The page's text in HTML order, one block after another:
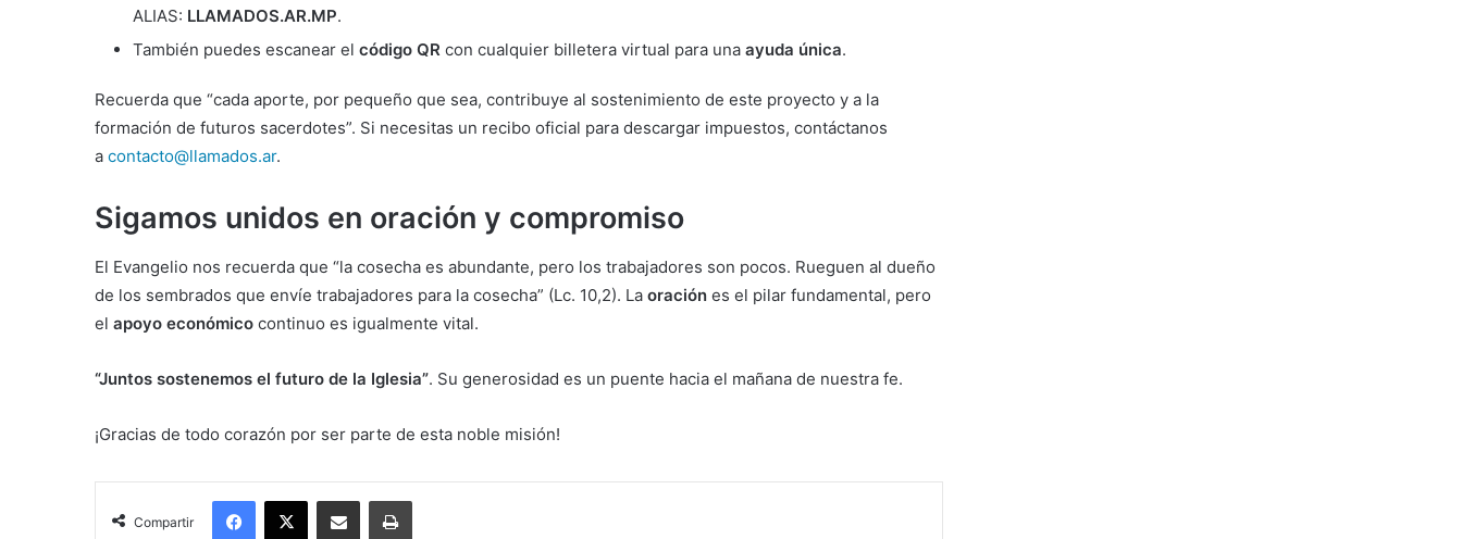
ALIAS: LLAMADOS.AR.MP.
También puedes escanear el código QR con cualquier billetera virtual para una ayuda única.
Recuerda que “cada aporte, por pequeño que sea, contribuye al sostenimiento de este proyecto y a la
formación de futuros sacerdotes”. Si necesitas un recibo oficial para descargar impuestos, contáctanos
a contacto@llamados.ar.
Sigamos unidos en oración y compromiso
El Evangelio nos recuerda que “la cosecha es abundante, pero los trabajadores son pocos. Rueguen al dueño
de los sembrados que envíe trabajadores para la cosecha” (Lc. 10,2). La oración es el pilar fundamental, pero
el apoyo económico continuo es igualmente vital.
“Juntos sostenemos el futuro de la Iglesia”. Su generosidad es un puente hacia el mañana de nuestra fe.
¡Gracias de todo corazón por ser parte de esta noble misión!
Compartir